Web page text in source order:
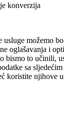
konverzija
usluge možemo
oglašavanja i
bismo to učinili,
sa
koristite njihove